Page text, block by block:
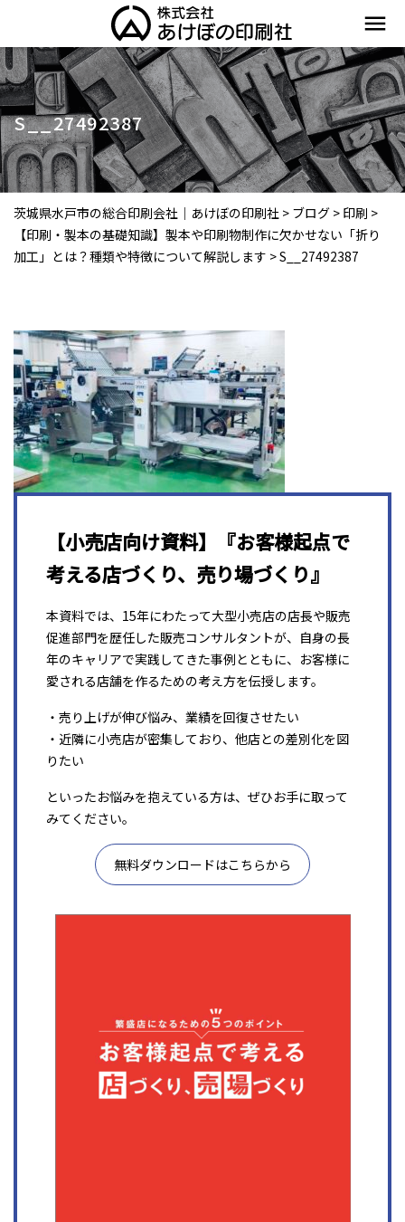
menu
S__27492387
茨城県水戸市の総合印刷会社｜あけぼの印刷社 > ブログ > 印刷 >
【印刷・製本の基礎知識】製本や印刷物制作に欠かせない「折り
加工」とは？種類や特徴について解説します >S__27492387
【小売店向け資料】『お客様起点で
考える店づくり、売り場づくり』
本資料では、15年にわたって大型小売店の店長や販売
促進部門を歴任した販売コンサルタントが、自身の長
年のキャリアで実践してきた事例とともに、お客様に
愛される店舗を作るための考え方を伝授します。
・売り上げが伸び悩み、業績を回復させたい
・近隣に小売店が密集しており、他店との差別化を図
りたい
といったお悩みを抱えている方は、ぜひお手に取って
みてください。
無料ダウンロードはこちらから